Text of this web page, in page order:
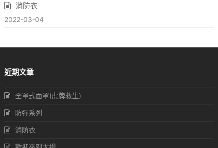
消防衣
2022-03-04
近期文章
全罩式面罩(虎牌救生)
防彈系列
消防衣